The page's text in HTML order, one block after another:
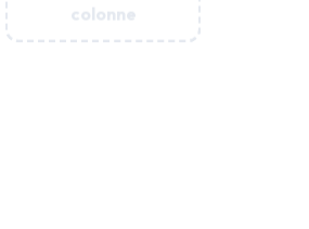
colonne
colonne
colonne
colonne
colonne